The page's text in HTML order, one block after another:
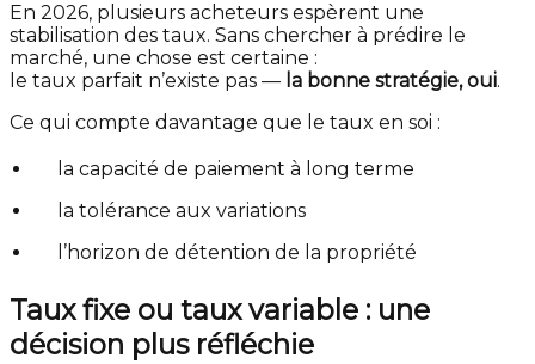
En 2026, plusieurs acheteurs espèrent une
stabilisation des taux. Sans chercher à prédire le
marché, une chose est certaine :
le taux parfait n’existe pas — la bonne stratégie, oui.
Ce qui compte davantage que le taux en soi :
la capacité de paiement à long terme
la tolérance aux variations
l’horizon de détention de la propriété
Taux fixe ou taux variable : une
décision plus réfléchie